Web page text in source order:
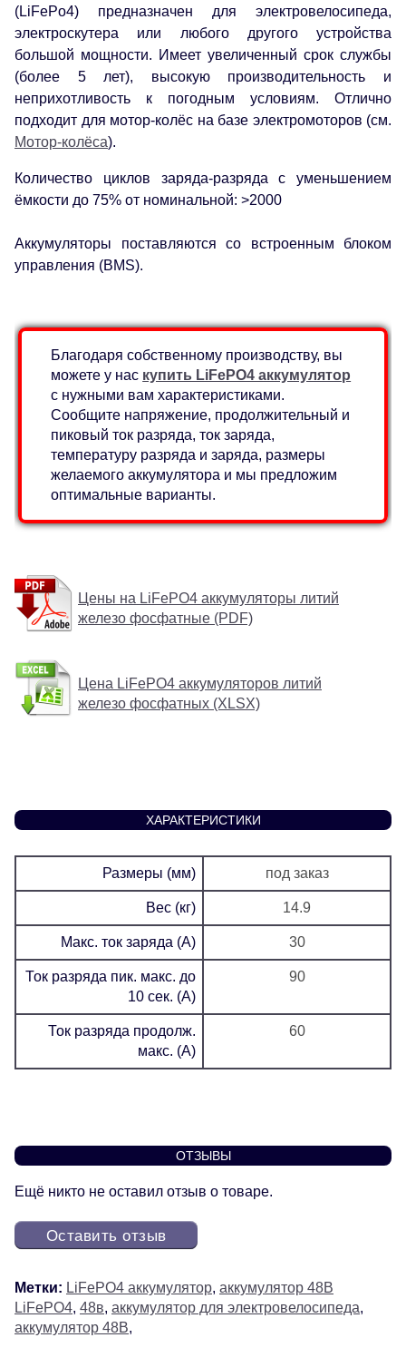
(LiFePo4) предназначен для электровелосипеда,
электроскутера или любого другого устройства
большой мощности. Имеет увеличенный срок службы
(более 5 лет), высокую производительность и
неприхотливость к погодным условиям. Отлично
подходит для мотор-колёс на базе электромоторов (см.
Мотор-колёса).
Количество циклов заряда-разряда с уменьшением
ёмкости до 75% от номинальной: >2000
Аккумуляторы поставляются со встроенным блоком
управления (BMS).
Благодаря собственному производству, вы
можете у нас купить LiFePO4 аккумулятор
с нужными вам характеристиками.
Сообщите напряжение, продолжительный и
пиковый ток разряда, ток заряда,
температуру разряда и заряда, размеры
желаемого аккумулятора и мы предложим
оптимальные варианты.
Цены на LiFePO4 аккумуляторы литий
железо фосфатные (PDF)
Цена LiFePO4 аккумуляторов литий
железо фосфатных (XLSX)
ХАРАКТЕРИСТИКИ
Размеры (мм) под заказ
Вес (кг) 14.9
Макс. ток заряда (А) 30
Ток разряда пик. макс. до
10 сек. (А)
90
Ток разряда продолж.
макс. (А)
60
ОТЗЫВЫ
Ещё никто не оставил отзыв о товаре.
Оставить отзыв
Метки: LiFePO4 аккумулятор, аккумулятор 48В
LiFePO4, 48в, аккумулятор для электровелосипеда,
аккумулятор 48В,